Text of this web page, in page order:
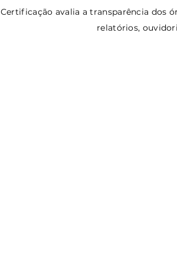
Certificação avalia a transparência dos
relatórios,